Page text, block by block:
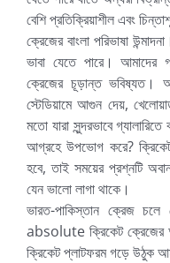
বেশি প্রতিক্রিয়াশীল এবং
ক্রেজের বাংলা পরিভাষা
ভাবা যেতে পারে। আমাদের
ক্রেজের চূড়ান্ত ভবিষ্যত।
স্টেডিয়ামে আগুন দেয়,
মতো যারা সুন্দরভাবে
আগ্রহে উপভোগ করে?
হবে, তাই সময়ের প্রশ্নটি
যেন ভালো লাগা থাকে।
ভারত-পাকিস্তান ক্রেজ
absolute ক্রিকেট ক্রেজের
ক্রিকেট প্লাটফরম গড়ে উঠুক